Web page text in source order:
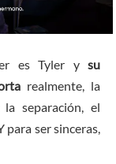
es Tyler y su
realmente, la
separación, el
ser sinceras,